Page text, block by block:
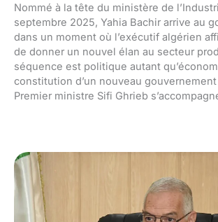
Nommé à la tête du ministère de
septembre 2025, Yahia Bachir arrive au
dans un moment où l’exécutif algérien
de donner un nouvel élan au secteur
séquence est politique autant
constitution d’un nouveau
Premier ministre Sifi Ghrieb